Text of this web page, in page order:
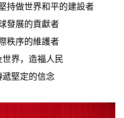
做世界和平的建設者
展的貢獻者
序的維護者
界，造福人民
堅定的信念